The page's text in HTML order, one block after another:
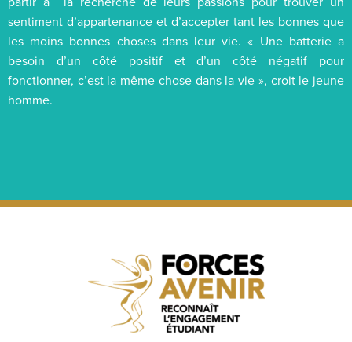
sentiment d’appartenance et d’accepter tant les bonnes que
les moins bonnes choses dans leur vie. « Une batterie a
besoin d’un côté positif et d’un côté négatif pour
fonctionner, c’est la même chose dans la vie », croit le jeune
homme.